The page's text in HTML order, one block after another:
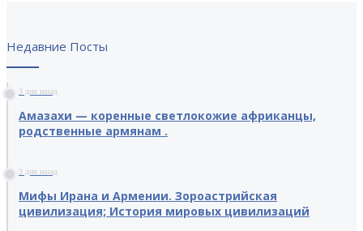
Недавние Посты
3 дня назад
Амазахи — коренные светлокожие африканцы,
родственные армянам .
3 дня назад
Мифы Ирана и Армении. Зороастрийская
цивилизация; История мировых цивилизаций